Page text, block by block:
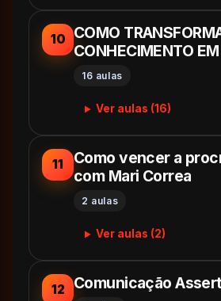
10
COMO
CONHECIMENTO
16 aulas
Ver aulas (16)
11
Como vencer a
com Mari Correa
2 aulas
Ver aulas (2)
12 Comunicação